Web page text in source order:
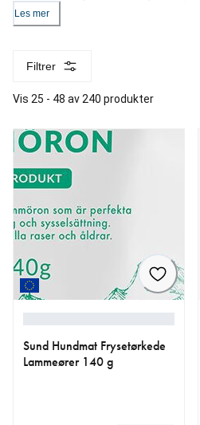
Les mer
Filtrer
Vis 25 - 48 av 240 produkter
Sund Hundmat Frysetørkede
Lammeører 140 g